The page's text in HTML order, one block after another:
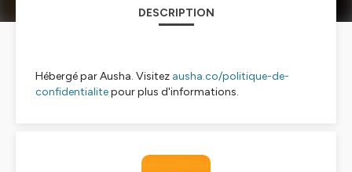
DESCRIPTION
Hébergé par Ausha. Visitez ausha.co/politique-de-
confidentialitepour plus d'informations.